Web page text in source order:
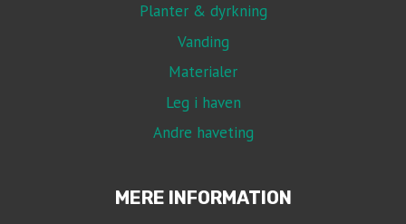
Planter & dyrkning
Vanding
Materialer
Leg i haven
Andre haveting
MERE INFORMATION